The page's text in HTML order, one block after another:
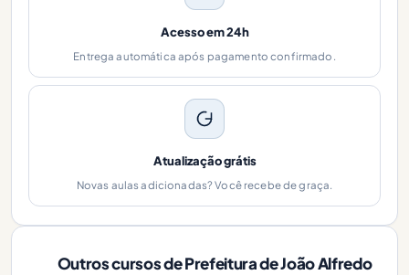
Acesso em 24h
Entrega automática após pagamento confirmado.
Atualização grátis
Novas aulas adicionadas? Você recebe de graça.
Outros cursos de Prefeitura de João Alfredo